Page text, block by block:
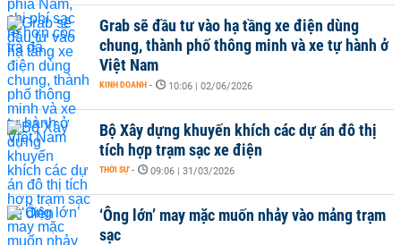
Grab sẽ đầu tư vào hạ tầng xe điện dùng
chung, thành phố thông minh và xe tự hành ở
Việt Nam
KINH DOANH - 10:06 | 02/06/2026
Bộ Xây dựng khuyến khích các dự án đô thị
tích hợp trạm sạc xe điện
THỜI SỰ - 09:06 | 31/03/2026
‘Ông lớn’ may mặc muốn nhảy vào mảng trạm
sạc